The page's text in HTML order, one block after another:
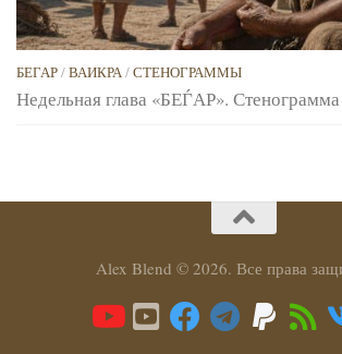
БЕГАР/ВАИКРА/СТЕНОГРАММЫ
Недельная глава «БЕЃАР».
Alex Blend © 2026. Все права